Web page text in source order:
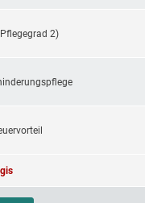
2)